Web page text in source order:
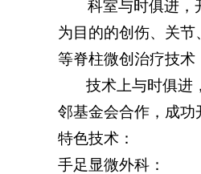
科室与时俱进，
为目的的创伤、关
等脊柱微创治疗技术
技术上与时俱进
邻基金会合作，成功
特色技术：
手足显微外科：